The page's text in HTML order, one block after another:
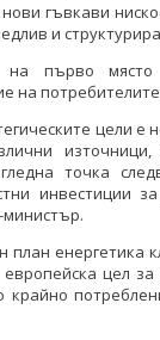
гъвкави
и
първо място
на
цели е
точка
инвестиции
министър.
план енергетика
цел за